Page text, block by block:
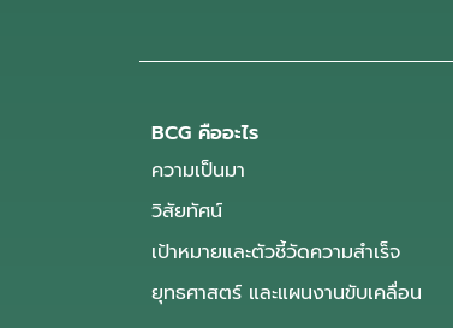
BCG คืออะไร
ความเป็นมา
วิสัยทัศน์
เป้าหมายและตัวชี้วัดความสำเร็จ
ยุทธศาสตร์ และแผนงานขับเคลื่อน